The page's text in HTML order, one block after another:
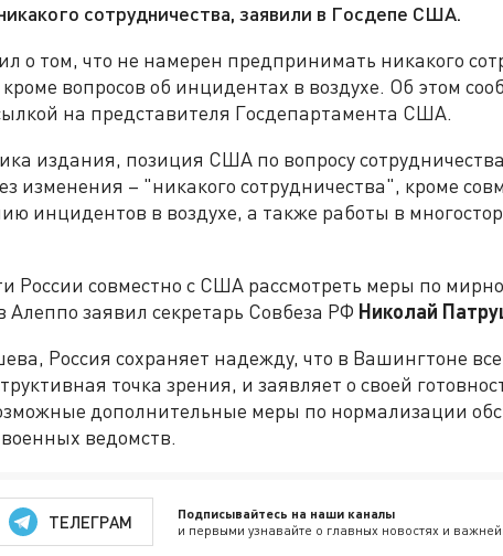
сотрудничества, заявили в Госдепе США.
о том, что не намерен предпринимать никакого
вопросов об инцидентах в воздухе. Об этом
на представителя Госдепартамента США.
издания, позиция США по вопросу
изменения – "никакого сотрудничества", кроме
инцидентов в воздухе, а также работы в
России совместно с США рассмотреть меры по
Алеппо заявил секретарь Совбеза РФ Николай
Россия сохраняет надежду, что в Вашингтоне
точка зрения, и заявляет о своей
дополнительные меры по нормализации
ведомств.
ТЕЛЕГРАМ Подписывайтесь на наши каналы
и первыми узнавайте о главных новостях и